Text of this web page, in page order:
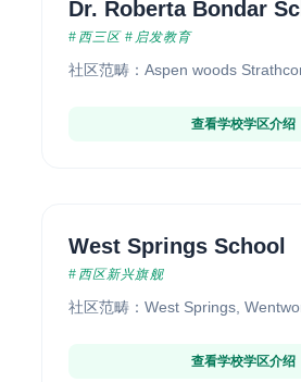
Dr. Roberta Bondar
#西三区 #启发教育
社区范畴：Aspen woods
查看学校学区介绍
West Springs School
#西区新兴旗舰
社区范畴：West Springs,
查看学校学区介绍